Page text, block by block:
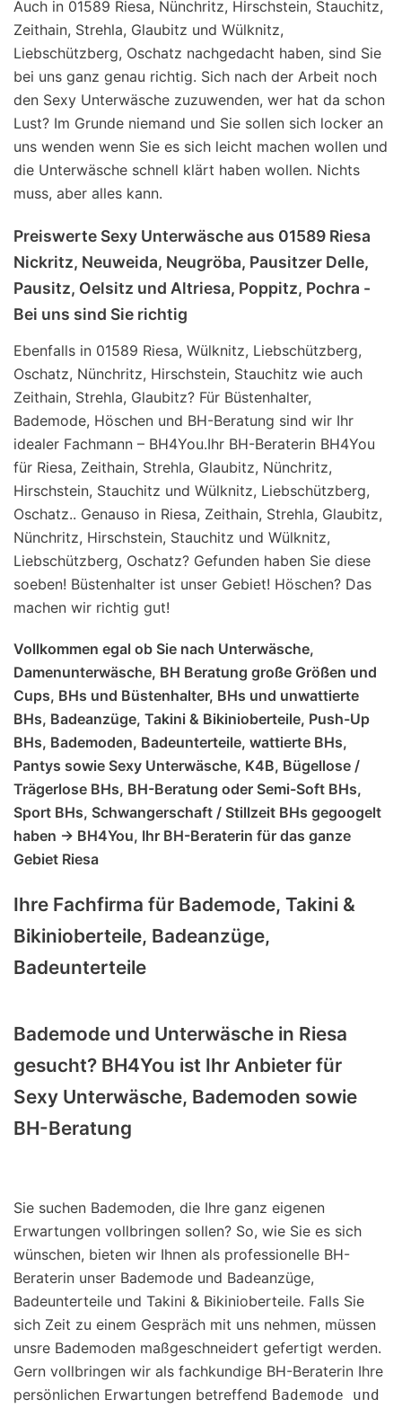
Auch in 01589 Riesa, Nünchritz, Hirschstein, Stauchitz,
Zeithain, Strehla, Glaubitz und Wülknitz,
Liebschützberg, Oschatz nachgedacht haben, sind Sie
bei uns ganz genau richtig. Sich nach der Arbeit noch
den Sexy Unterwäsche zuzuwenden, wer hat da schon
Lust? Im Grunde niemand und Sie sollen sich locker an
uns wenden wenn Sie es sich leicht machen wollen und
die Unterwäsche schnell klärt haben wollen. Nichts
muss, aber alles kann.
Preiswerte Sexy Unterwäsche aus 01589 Riesa
Nickritz, Neuweida, Neugröba, Pausitzer Delle,
Pausitz, Oelsitz und Altriesa, Poppitz, Pochra -
Bei uns sind Sie richtig
Ebenfalls in 01589 Riesa, Wülknitz, Liebschützberg,
Oschatz, Nünchritz, Hirschstein, Stauchitz wie auch
Zeithain, Strehla, Glaubitz? Für Büstenhalter,
Bademode, Höschen und BH-Beratung sind wir Ihr
idealer Fachmann – BH4You.Ihr BH-Beraterin BH4You
für Riesa, Zeithain, Strehla, Glaubitz, Nünchritz,
Hirschstein, Stauchitz und Wülknitz, Liebschützberg,
Oschatz.. Genauso in Riesa, Zeithain, Strehla, Glaubitz,
Nünchritz, Hirschstein, Stauchitz und Wülknitz,
Liebschützberg, Oschatz? Gefunden haben Sie diese
soeben! Büstenhalter ist unser Gebiet! Höschen? Das
machen wir richtig gut!
Vollkommen egal ob Sie nach Unterwäsche,
Damenunterwäsche, BH Beratung große Größen und
Cups, BHs und Büstenhalter, BHs und unwattierte
BHs, Badeanzüge, Takini & Bikinioberteile, Push-Up
BHs, Bademoden, Badeunterteile, wattierte BHs,
Pantys sowie Sexy Unterwäsche, K4B, Bügellose /
Trägerlose BHs, BH-Beratung oder Semi-Soft BHs,
Sport BHs, Schwangerschaft / Stillzeit BHs gegoogelt
haben -> BH4You, Ihr BH-Beraterin für das ganze
Gebiet Riesa
Ihre Fachfirma für Bademode, Takini &
Bikinioberteile, Badeanzüge,
Badeunterteile
Bademode und Unterwäsche in Riesa
gesucht? BH4You ist Ihr Anbieter für
Sexy Unterwäsche, Bademoden sowie
BH-Beratung
Sie suchen Bademoden, die Ihre ganz eigenen
Erwartungen vollbringen sollen? So, wie Sie es sich
wünschen, bieten wir Ihnen als professionelle BH-
Beraterin unser Bademode und Badeanzüge,
Badeunterteile und Takini & Bikinioberteile. Falls Sie
sich Zeit zu einem Gespräch mit uns nehmen, müssen
unsre Bademoden maßgeschneidert gefertigt werden.
Gern vollbringen wir als fachkundige BH-Beraterin Ihre
persönlichen Erwartungen betreffend Bademode und